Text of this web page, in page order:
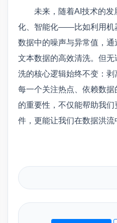
未来，随着AI技术的
化、智能化——比如利用机
数据中的噪声与异常值，
文本数据的高效清洗。但
洗的核心逻辑始终不变：
每一个关注热点、依赖数
的重要性，不仅能帮助我
件，更能让我们在数据洪流